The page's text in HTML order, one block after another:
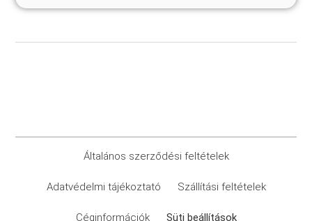
Általános szerződési feltételek
Adatvédelmi tájékoztató Szállítási feltételek
Céginformációk Süti beállítások